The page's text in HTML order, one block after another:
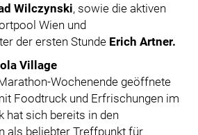
Wilczynski, sowie die aktiven
Wien und
der ersten Stunde Erich Artner.
Village
Wochenende geöffnete
Foodtruck und Erfrischungen im
hat sich bereits in den
als beliebter Treffpunkt für